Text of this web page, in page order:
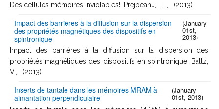
Des cellules mémoires inviolables!, Prejbeanu, I.L., , (2013)
Impact des barrières à la diffusion sur la dispersion
des propriétés magnétiques des dispositifs en
spintronique
(January
01st,
2013)
Impact des barrières à la diffusion sur la dispersion des
propriétés magnétiques des dispositifs en spintronique, Baltz,
V., , (2013)
Inserts de tantale dans les mémoires MRAM à
aimantation perpendiculaire
(January
01st, 2013)